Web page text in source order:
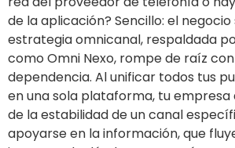
de la aplicación? Sencillo: el negocio
estrategia omnicanal, respaldada
como Omni Nexo, rompe de raíz
dependencia. Al unificar todos tus
en una sola plataforma, tu empresa
de la estabilidad de un canal
apoyarse en la información, que